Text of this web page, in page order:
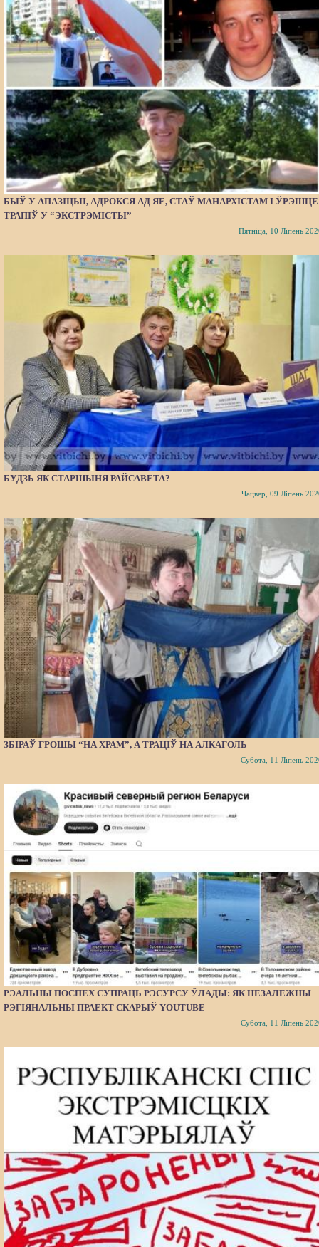
БЫЎ У АПАЗІЦЫІ, АДРОКСЯ АД ЯЕ, СТАЎ МАНАРХІСТАМ І ЎРЭШЦЕ
ТРАПІЎ У “ЭКСТРЭМІСТЫ”
Пятніца, 10 Ліпень
БУДЗЬ ЯК СТАРШЫНЯ РАЙСАВЕТА?
Чацвер, 09 Ліпень
ЗБІРАЎ ГРОШЫ “НА ХРАМ”, А ТРАЦІЎ НА АЛКАГОЛЬ
Субота, 11 Ліпень
РЭАЛЬНЫ ПОСПЕХ СУПРАЦЬ РЭСУРСУ ЎЛАДЫ: ЯК НЕЗАЛЕЖНЫ
РЭГІЯНАЛЬНЫ ПРАЕКТ СКАРЫЎ YOUTUBE
Субота, 11 Ліпень